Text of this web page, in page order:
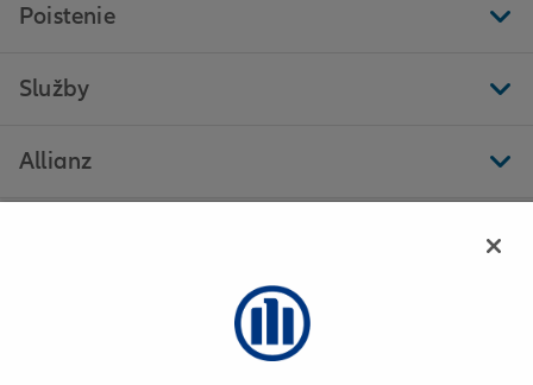
Poistenie
Služby
Allianz
Allianz - Mária Višpelová - Bratislava